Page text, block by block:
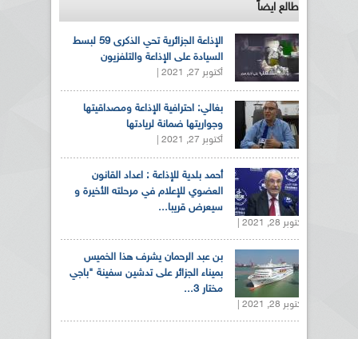
طالع ايضاً
الإذاعة الجزائرية تحي الذكرى 59 لبسط
السيادة على الإذاعة والتلفزيون
أكتوبر 27, 2021 |
بغالي: احترافية الإذاعة ومصداقيتها
وجواريتها ضمانة لريادتها
أكتوبر 27, 2021 |
أحمد بلدية للإذاعة : اعداد القانون
العضوي للإعلام في مرحلته الأخيرة و
سيعرض قريبا...
أكتوبر 28, 2021 |
بن عبد الرحمان يشرف هذا الخميس
بميناء الجزائر على تدشين سفينة "باجي
مختار 3...
أكتوبر 28, 2021 |